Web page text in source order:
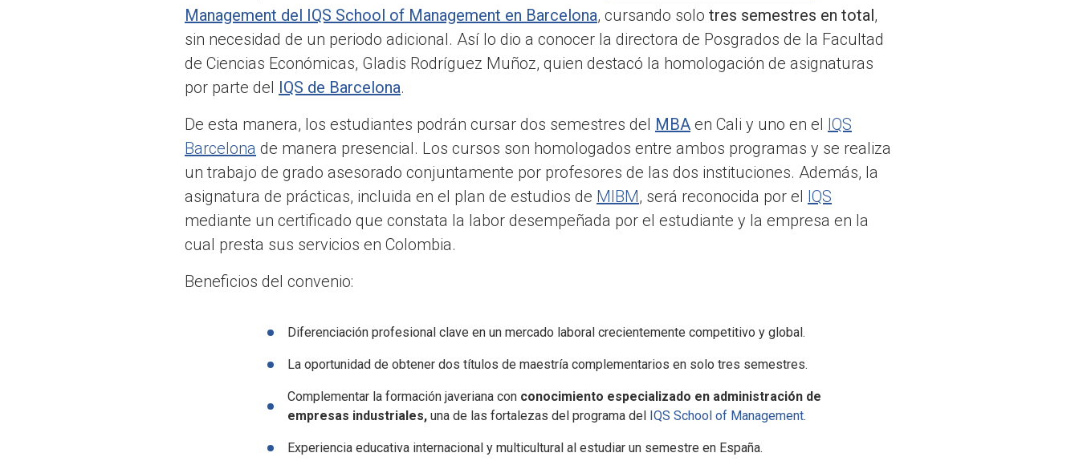
Management del IQS School of Management en Barcelona, cursando solo tres semestres en total,
sin necesidad de un periodo adicional. Así lo dio a conocer la directora de Posgrados de la Facultad
de Ciencias Económicas, Gladis Rodríguez Muñoz, quien destacó la homologación de asignaturas
por parte del IQS de Barcelona.
De esta manera, los estudiantes podrán cursar dos semestres del MBA en Cali y uno en el IQS
Barcelona de manera presencial. Los cursos son homologados entre ambos programas y se realiza
un trabajo de grado asesorado conjuntamente por profesores de las dos instituciones. Además, la
asignatura de prácticas, incluida en el plan de estudios de MIBM, será reconocida por el IQS
mediante un certificado que constata la labor desempeñada por el estudiante y la empresa en la
cual presta sus servicios en Colombia.
Beneficios del convenio:
Diferenciación profesional clave en un mercado laboral crecientemente competitivo y global.
La oportunidad de obtener dos títulos de maestría complementarios en solo tres semestres.
Complementar la formación javeriana con conocimiento especializado en administración de
empresas industriales, una de las fortalezas del programa del IQS School of Management.
Experiencia educativa internacional y multicultural al estudiar un semestre en España.